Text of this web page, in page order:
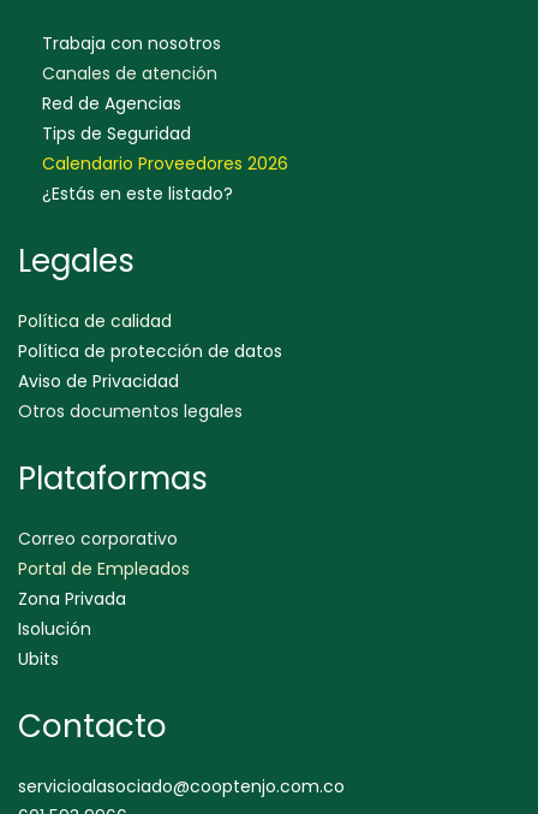
Trabaja con nosotros
Canales de atención
Red de Agencias
Tips de Seguridad
Calendario Proveedores 2026
¿Estás en este listado?
Legales
Política de calidad
Política de protección de datos
Aviso de Privacidad
Otros documentos legales
Plataformas
Correo corporativo
Portal de Empleados
Zona Privada
Isolución
Ubits
Contacto
servicioalasociado@cooptenjo.com.co